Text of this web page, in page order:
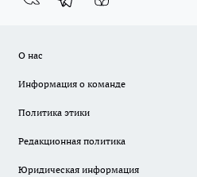
О нас
Информация о команде
Политика этики
Редакционная политика
Юридическая информация